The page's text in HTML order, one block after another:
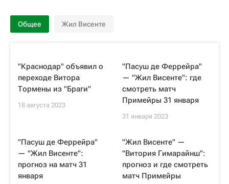
Общее Жил Висенте
"Краснодар" объявил о
переходе Витора
Тормены из "Браги"
18 августа 2023
"Пасуш де Феррейра"
— "Жил Висенте": где
смотреть матч
Примейры 31 января
31 января 2023
"Пасуш де Феррейра"
— "Жил Висенте":
прогноз на матч 31
января
"Жил Висенте" —
"Витория Гимарайнш":
прогноз и где смотреть
матч Примейры